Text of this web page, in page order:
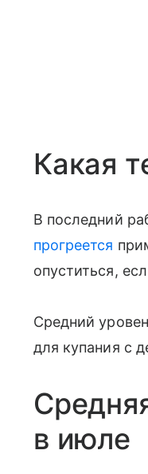
Какая
В последний
прогреется
опуститься,
Средний
для купания с
в июле